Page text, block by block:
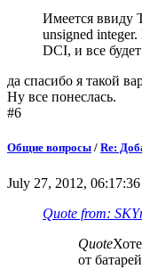
Имеется
unsigned
DCI, и все
да спасибо я такой
Ну все понеслась.
#6
Общие вопросы / Re:
July 27, 2012,
Quote from:
Quote
от